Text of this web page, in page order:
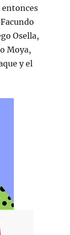
entonces
Osella,
Moya,
y el